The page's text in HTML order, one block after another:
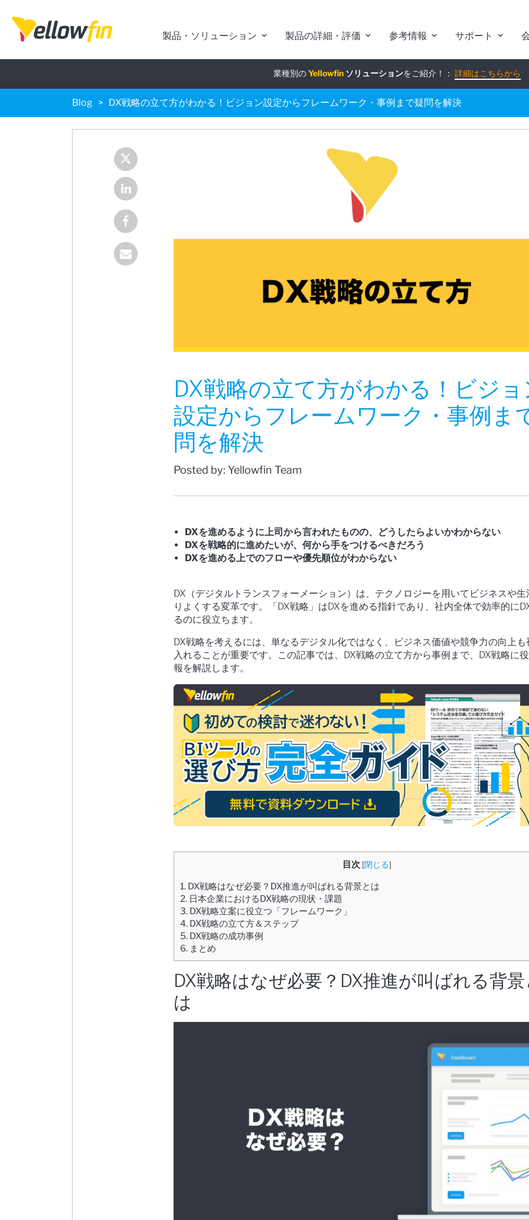
製品・ソリューション 製品の詳細・評価 参考情報 サポート
業種別のYellowfinソリューションをご紹介！： 詳細はこちらから
組み込みアナリティクス究極ガイド：詳細はこちらから
Blog DX戦略の立て方がわかる！ビジョン設定からフレームワーク・事例まで疑問を解決
DX戦略の立て方がわかる！ビジョ
設定からフレームワーク・事例ま
問を解決
Posted by: Yellowfin Team
DXを進めるように上司から言われたものの、どうしたらよいかわからない
DXを戦略的に進めたいが、何から手をつけるべきだろう
DXを進める上でのフローや優先順位がわからない
DX（デジタルトランスフォーメーション）は、テクノロジーを用いてビジネスや生
りよくする変革です。「DX戦略」はDXを進める指針であり、社内全体で効率的に
るのに役立ちます。
DX戦略を考えるには、単なるデジタル化ではなく、ビジネス価値や競争力の向上も
入れることが重要です。この記事では、DX戦略の立て方から事例まで、DX戦略に
報を解説します。
目次 [閉じる]
1.DX戦略はなぜ必要？DX推進が叫ばれる背景とは
2.日本企業におけるDX戦略の現状・課題
3.DX戦略立案に役立つ「フレームワーク」
4.DX戦略の立て方＆ステップ
5.DX戦略の成功事例
6.まとめ
DX戦略はなぜ必要？DX推進が叫ばれる背
は